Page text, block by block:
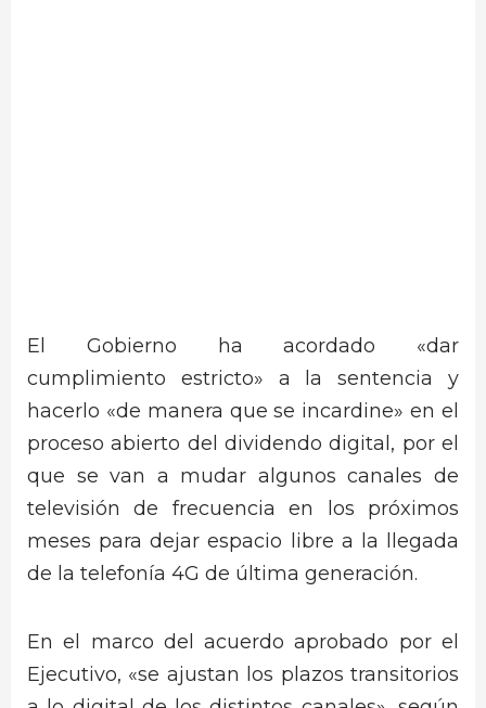
El Gobierno ha acordado «dar
cumplimiento estricto» a la sentencia y
hacerlo «de manera que se incardine» en el
proceso abierto del dividendo digital, por el
que se van a mudar algunos canales de
televisión de frecuencia en los próximos
meses para dejar espacio libre a la llegada
de la telefonía 4G de última generación.
En el marco del acuerdo aprobado por el
Ejecutivo, «se ajustan los plazos transitorios